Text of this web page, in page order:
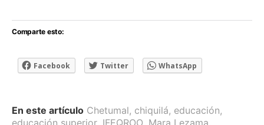
Comparte esto:
Facebook Twitter WhatsApp
En este artículo Chetumal, chiquilá, educación,